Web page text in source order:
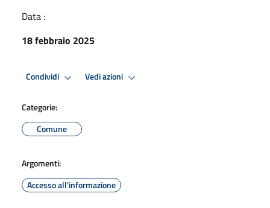
Data :
18 febbraio 2025
Condividi Vedi azioni
Categorie:
Comune
Argomenti:
Accesso all'informazione